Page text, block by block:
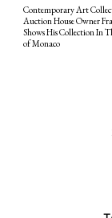
Contemporary Art
Auction House Owner
Shows His Collection In
of Monaco